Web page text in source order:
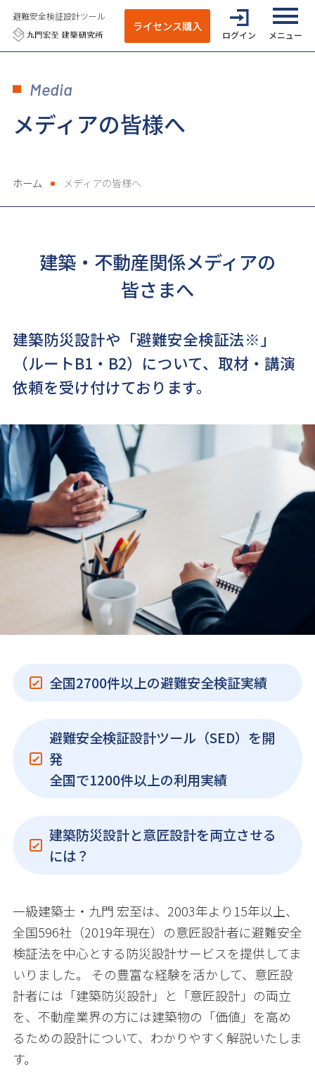
避難安全検証設計ツール
ライセンス購入
ログイン
全てのメニ
Media
メディアの皆様へ
ホーム メディアの皆様へ
建築・不動産関係メディアの
皆さまへ
建築防災設計や「避難安全検証法※」
（ルートB1・B2）について、 取材・講演
依頼を受け付けております。
全国2700件以上の避難安全検証実績
避難安全検証設計ツール（SED）を開
発
全国で1200件以上の利用実績
建築防災設計と意匠設計を両立させる
には？
一級建築士・九門 宏至は、2003年より15年以上、
全国596社（2019年現在）の意匠設計者に避難安全
検証法を中心とする防災設計サービスを提供してま
いりました。 その豊富な経験を活かして、意匠設
計者には「建築防災設計」と「意匠設計」の両立
を、不動産業界の方には建築物の「価値」を高め
るための設計について、わかりやすく解説いたしま
す。